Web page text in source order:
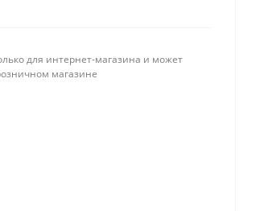
для интернет-магазина и может
магазине